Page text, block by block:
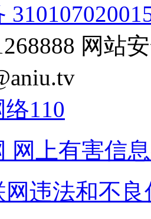
网站
络110
网上有害信
网违法和不